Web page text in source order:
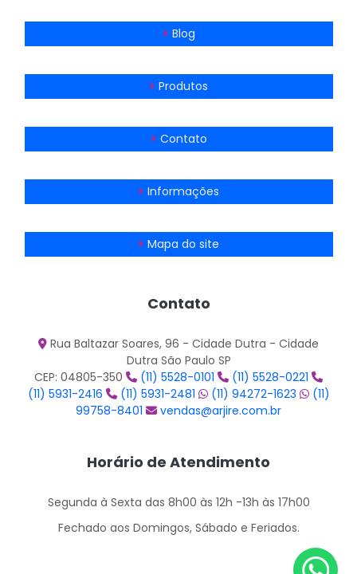
Blog
Produtos
Contato
Informações
Mapa do site
Contato
Rua Baltazar Soares, 96 - Cidade Dutra - Cidade
Dutra São Paulo SP
CEP: 04805-350
(11) 5528-0101
(11) 5528-0221
(11) 5931-2416
(11) 5931-2481 (11) 94272-1623
(11)
99758-8401
vendas@arjire.com.br
Horário de Atendimento
Segunda à Sexta das 8h00 às 12h -13h às 17h00
Fechado aos Domingos, Sábado e Feriados.